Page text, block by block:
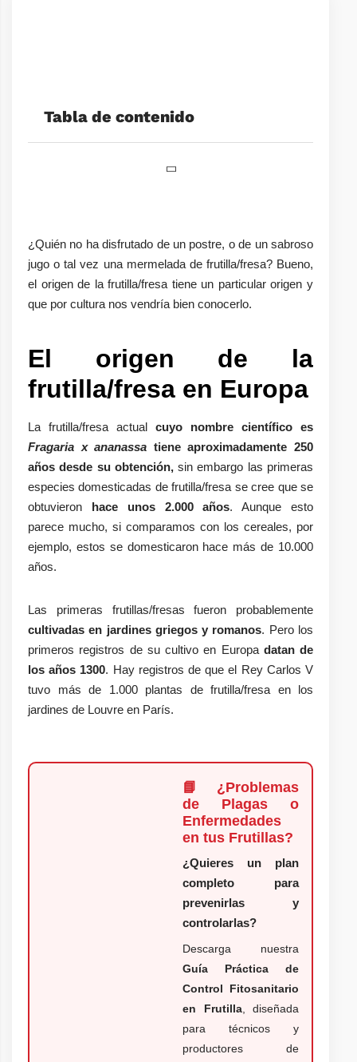
Tabla de contenido
¿Quién no ha disfrutado de un postre, o de un sabroso
jugo o tal vez una mermelada de frutilla/fresa? Bueno,
el origen de la frutilla/fresa tiene un particular origen y
que por cultura nos vendría bien conocerlo.
El origen de la
frutilla/fresa en Europa
La frutilla/fresa actual cuyo nombre científico es
Fragaria x ananassa tiene aproximadamente 250
años desde su obtención,sin embargo las primeras
especies domesticadas de frutilla/fresa se cree que se
obtuvieron hace unos 2.000 años. Aunque esto
parece mucho, si comparamos con los cereales, por
ejemplo, estos se domesticaron hace más de 10.000
años.
Las primeras frutillas/fresas fueron probablemente
cultivadas en jardines griegos y romanos. Pero los
primeros registros de su cultivo en Europa datan de
los años 1300. Hay registros de que el Rey Carlos V
tuvo más de 1.000 plantas de frutilla/fresa en los
jardines de Louvre en París.
📘¿Problemas
de Plagas o
Enfermedades
en tus Frutillas?
¿Quieres un plan
completo para
prevenirlas y
controlarlas?
Descarga nuestra
Guía Práctica de
Control Fitosanitario
en Frutilla, diseñada
para técnicos y
productores de